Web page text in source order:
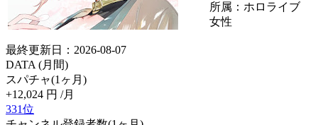
所属：ホロライブ
女性
最終更新日：2026-08-07
DATA (月間)
スパチャ(1ヶ月)
+12,024 円 /月
331位